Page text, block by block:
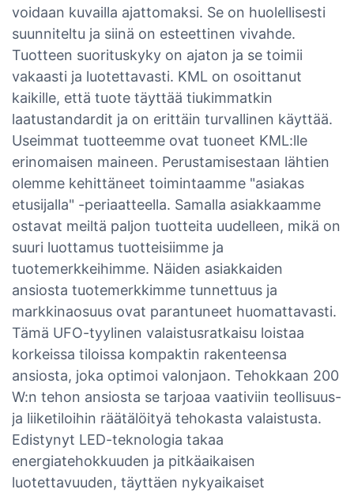
voidaan kuvailla ajattomaksi. Se on huolellisesti
suunniteltu ja siinä on esteettinen vivahde.
Tuotteen suorituskyky on ajaton ja se toimii
vakaasti ja luotettavasti. KML on osoittanut
kaikille, että tuote täyttää tiukimmatkin
laatustandardit ja on erittäin turvallinen käyttää.
Useimmat tuotteemme ovat tuoneet KML:lle
erinomaisen maineen. Perustamisestaan ​​lähtien
olemme kehittäneet toimintaamme "asiakas
etusijalla" -periaatteella. Samalla asiakkaamme
ostavat meiltä paljon tuotteita uudelleen, mikä on
suuri luottamus tuotteisiimme ja
tuotemerkkeihimme. Näiden asiakkaiden
ansiosta tuotemerkkimme tunnettuus ja
markkinaosuus ovat parantuneet huomattavasti.
Tämä UFO-tyylinen valaistusratkaisu loistaa
korkeissa tiloissa kompaktin rakenteensa
ansiosta, joka optimoi valonjaon. Tehokkaan 200
W:n tehon ansiosta se tarjoaa vaativiin teollisuus-
ja liiketiloihin räätälöityä tehokasta valaistusta.
Edistynyt LED-teknologia takaa
energiatehokkuuden ja pitkäaikaisen
luotettavuuden, täyttäen nykyaikaiset